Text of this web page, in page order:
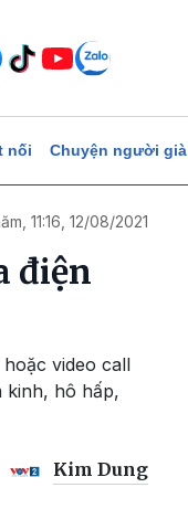
nối Chuyện người già
11:16, 12/08/2021
điện
video call
kinh, hô hấp,
Kim Dung